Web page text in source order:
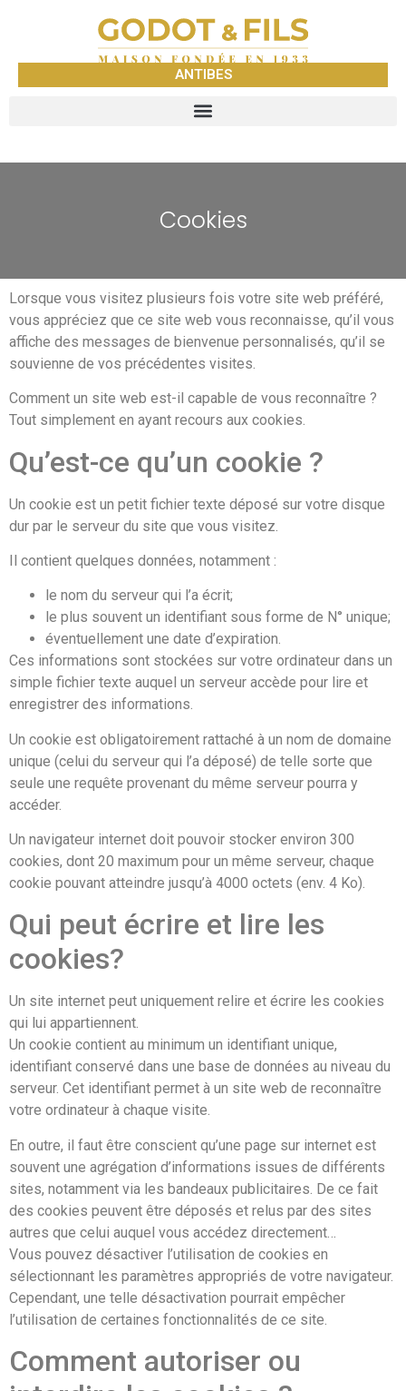
ANTIBES
Cookies
Lorsque vous visitez plusieurs fois votre site web préféré,
vous appréciez que ce site web vous reconnaisse, qu’il vous
affiche des messages de bienvenue personnalisés, qu’il se
souvienne de vos précédentes visites.
Comment un site web est-il capable de vous reconnaître ?
Tout simplement en ayant recours aux cookies.
Qu’est-ce qu’un cookie ?
Un cookie est un petit fichier texte déposé sur votre disque
dur par le serveur du site que vous visitez.
Il contient quelques données, notamment :
le nom du serveur qui l’a écrit;
le plus souvent un identifiant sous forme de N° unique;
éventuellement une date d’expiration.
Ces informations sont stockées sur votre ordinateur dans un
simple fichier texte auquel un serveur accède pour lire et
enregistrer des informations.
Un cookie est obligatoirement rattaché à un nom de domaine
unique (celui du serveur qui l’a déposé) de telle sorte que
seule une requête provenant du même serveur pourra y
accéder.
Un navigateur internet doit pouvoir stocker environ 300
cookies, dont 20 maximum pour un même serveur, chaque
cookie pouvant atteindre jusqu’à 4000 octets (env. 4 Ko).
Qui peut écrire et lire les
cookies?
Un site internet peut uniquement relire et écrire les cookies
qui lui appartiennent.
Un cookie contient au minimum un identifiant unique,
identifiant conservé dans une base de données au niveau du
serveur. Cet identifiant permet à un site web de reconnaître
votre ordinateur à chaque visite.
En outre, il faut être conscient qu’une page sur internet est
souvent une agrégation d’informations issues de différents
sites, notamment via les bandeaux publicitaires. De ce fait
des cookies peuvent être déposés et relus par des sites
autres que celui auquel vous accédez directement…
Vous pouvez désactiver l’utilisation de cookies en
sélectionnant les paramètres appropriés de votre navigateur.
Cependant, une telle désactivation pourrait empêcher
l’utilisation de certaines fonctionnalités de ce site.
Comment autoriser ou